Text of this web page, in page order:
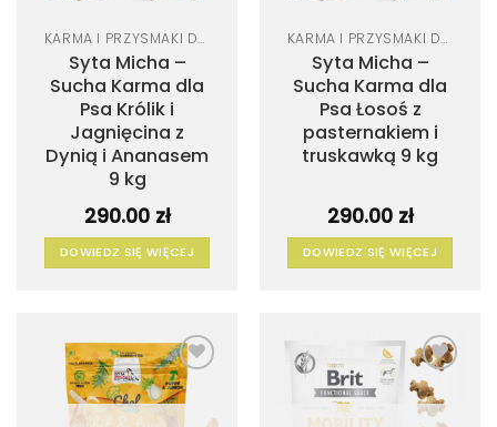
KARMA I PRZYSMAKI DLA PSA
Syta Micha –
Sucha Karma dla
Psa Królik i
Jagnięcina z
Dynią i Ananasem
9 kg
290.00 zł
DOWIEDZ SIĘ WIĘCEJ
KARMA I PRZYSMAKI DLA PSA
Syta Micha –
Sucha Karma dla
Psa Łosoś z
pasternakiem i
truskawką 9 kg
290.00 zł
DOWIEDZ SIĘ WIĘCEJ
Dodaj
do
Dodaj
do
listy